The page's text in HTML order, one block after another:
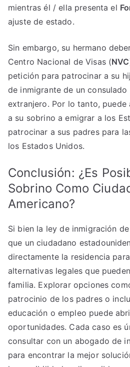
mientras él / ella presenta el
ajuste de estado.
Sin embargo, su hermano
Centro Nacional de Visas (NVC
petición para patrocinar a su
de inmigrante de un consulado
extranjero. Por lo tanto, puede
a su sobrino a emigrar a los
patrocinar a sus padres para
los Estados Unidos.
Conclusión: ¿Es
Sobrino Como
Americano?
Si bien la ley de inmigración
que un ciudadano
directamente la residencia
alternativas legales que
familia. Explorar opciones
patrocinio de los padres o
educación o empleo puede
oportunidades. Cada caso es
consultar con un abogado de
para encontrar la mejor